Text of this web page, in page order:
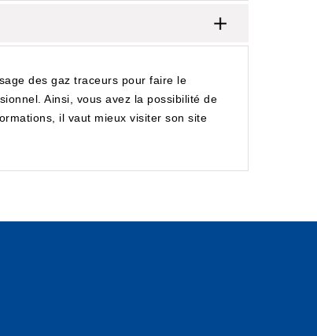
des gaz traceurs pour faire le
Ainsi, vous avez la possibilité de
il vaut mieux visiter son site